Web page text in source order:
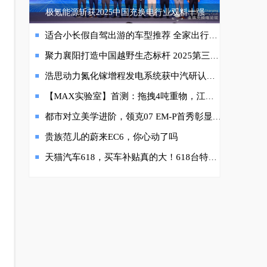
极氪能源斩获2025中国充换电行业双料十强
适合小长假自驾出游的车型推荐 全家出行也不愁
聚力襄阳打造中国越野生态标杆 2025第三届越野生态发展大会暨中国汽车工业协会越野车分会盛大开幕
浩思动力氮化镓增程发电系统获中汽研认证 控制器最高效率突破99.79% 北京车展首秀
【MAX实验室】首测：拖拽4吨重物，江西五十铃RE-MAX展现硬核实力
都市对立美学进阶，领克07 EM-P首秀彰显品味魅力
贵族范儿的蔚来EC6，你心动了吗
天猫汽车618，买车补贴真的大！618台特价车最高直降16万！